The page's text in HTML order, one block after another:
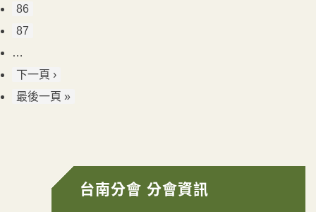
86
87
…
下一頁 ›
最後一頁 »
台南分會 分會資訊